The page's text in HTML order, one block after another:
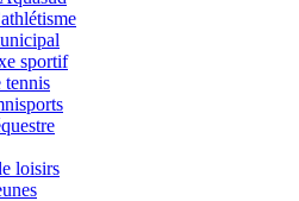
sportif
tennis
loisirs